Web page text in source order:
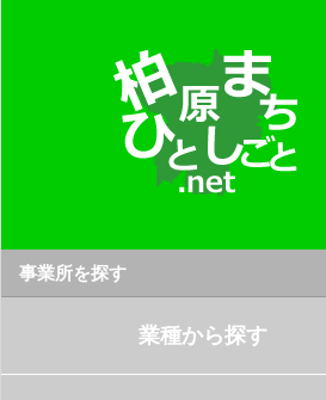
事業所を探す
業種から探す